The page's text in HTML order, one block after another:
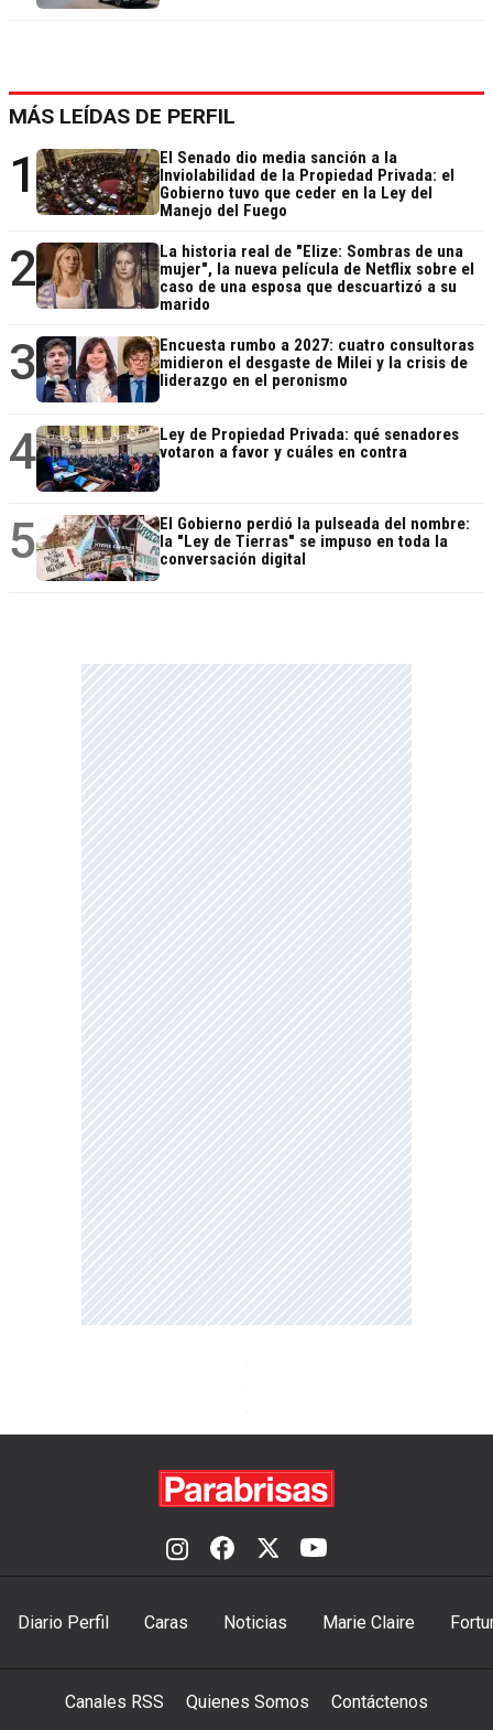
MÁS LEÍDAS DE PERFIL
1
El Senado dio media sanción a la
Inviolabilidad de la Propiedad Privada: el
Gobierno tuvo que ceder en la Ley del
Manejo del Fuego
2
La historia real de "Elize: Sombras de una
mujer", la nueva película de Netflix sobre el
caso de una esposa que descuartizó a su
marido
3
Encuesta rumbo a 2027: cuatro consultoras
midieron el desgaste de Milei y la crisis de
liderazgo en el peronismo
4
Ley de Propiedad Privada: qué senadores
votaron a favor y cuáles en contra
5
El Gobierno perdió la pulseada del nombre:
la "Ley de Tierras" se impuso en toda la
conversación digital
Diario Perfil Caras Noticias Marie Claire
Canales RSS Quienes Somos Contáctenos